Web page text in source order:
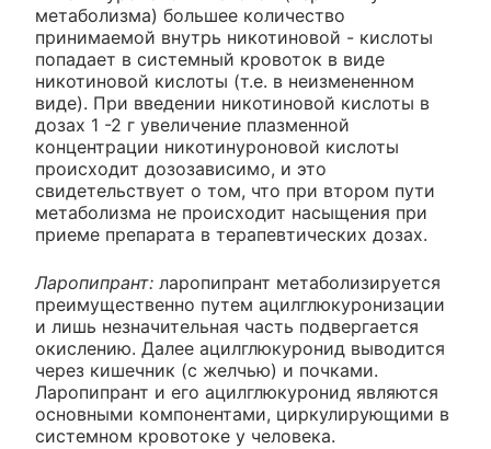
метаболизма) большее количество
принимаемой внутрь никотиновой - кислоты
попадает в системный кровоток в виде
никотиновой кислоты (т.е. в неизмененном
виде). При введении никотиновой кислоты в
дозах 1 -2 г увеличение плазменной
концентрации никотинуроновой кислоты
происходит дозозависимо, и это
свидетельствует о том, что при втором пути
метаболизма не происходит насыщения при
приеме препарата в терапевтических дозах.
Ларопипрант: ларопипрант метаболизируется
преимущественно путем ацилглюкуронизации
и лишь незначительная часть подвергается
окислению. Далее ацилглюкуронид выводится
через кишечник (с желчью) и почками.
Ларопипрант и его ацилглюкуронид являются
основными компонентами, циркулирующими в
системном кровотоке у человека.